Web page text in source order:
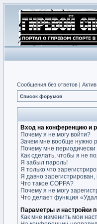
Сообщения без ответов |
Список форумов
Вход на конференцию и
Почему я не могу войти?
Зачем мне вообще нужно
Почему мне
Как сделать, чтобы я не
Я забыл пароль!
Я только что
Я давно
Что такое COPPA?
Почему я не могу
Что делает функция
Параметры и настройки
Как мне изменить мои